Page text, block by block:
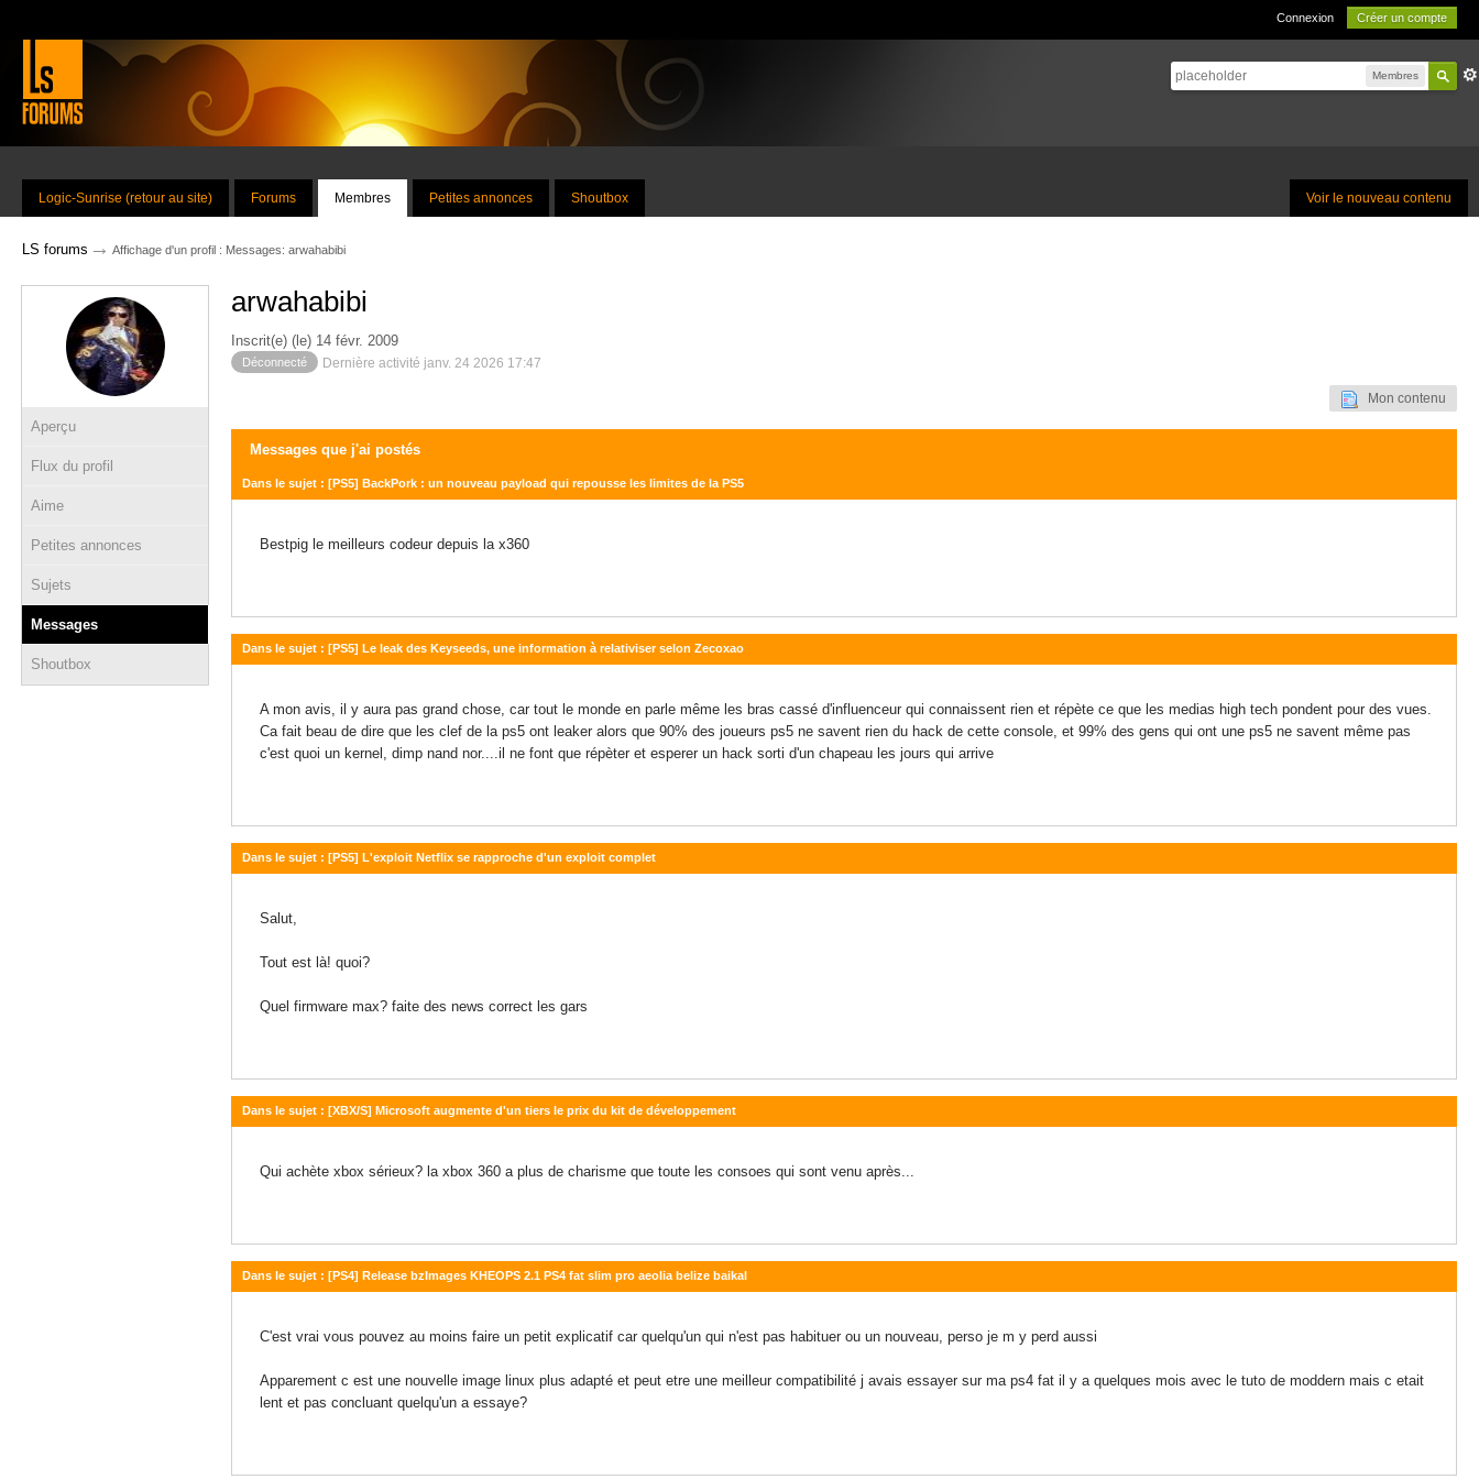
Connexion Créer un compte
Membres
Voir le nouveau contenu
Logic-Sunrise (retour au site) Forums Membres Petites annonces Shoutbox
LS forums → Affichage d'un profil : Messages: arwahabibi
Aperçu
Flux du profil
Aime
Petites annonces
Sujets
Messages
Shoutbox
arwahabibi
Inscrit(e) (le) 14 févr. 2009
Déconnecté Dernière activité janv. 24 2026 17:47
Mon contenu
Messages que j'ai postés
Dans le sujet : [PS5] BackPork : un nouveau payload qui repousse les limites de la PS5
Bestpig le meilleurs codeur depuis la x360
Dans le sujet : [PS5] Le leak des Keyseeds, une information à relativiser selon Zecoxao
A mon avis, il y aura pas grand chose, car tout le monde en parle même les bras cassé d'influenceur qui connaissent rien et répète ce que les medias high tech pondent pour des vues.
Ca fait beau de dire que les clef de la ps5 ont leaker alors que 90% des joueurs ps5 ne savent rien du hack de cette console, et 99% des gens qui ont une ps5 ne savent même pas
c'est quoi un kernel, dimp nand nor....il ne font que répèter et esperer un hack sorti d'un chapeau les jours qui arrive
Dans le sujet : [PS5] L'exploit Netflix se rapproche d'un exploit complet
Salut,
Tout est là! quoi?
Quel firmware max? faite des news correct les gars
Dans le sujet : [XBX/S] Microsoft augmente d'un tiers le prix du kit de développement
Qui achète xbox sérieux? la xbox 360 a plus de charisme que toute les consoes qui sont venu après...
Dans le sujet : [PS4] Release bzImages KHEOPS 2.1 PS4 fat slim pro aeolia belize baikal
C'est vrai vous pouvez au moins faire un petit explicatif car quelqu'un qui n'est pas habituer ou un nouveau, perso je m y perd aussi
Apparement c est une nouvelle image linux plus adapté et peut etre une meilleur compatibilité j avais essayer sur ma ps4 fat il y a quelques mois avec le tuto de moddern mais c etait
lent et pas concluant quelqu'un a essaye?